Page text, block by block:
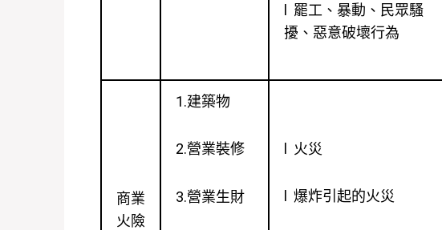
l 罷工、暴動、民眾騷
擾、惡意破壞行為
商業
火險
1.建築物
2.營業裝修
3.營業生財
l 火災
l 爆炸引起的火災